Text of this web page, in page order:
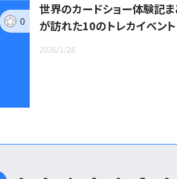
0
世界のカードショー体験記
が訪れた10のトレカイベン
2025）
2026/1/28